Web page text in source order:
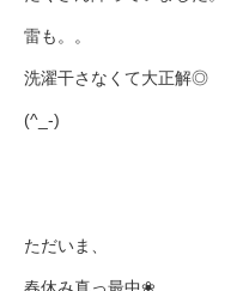
雷も。。
洗濯干さなくて大正解◎
(^_-)
ただいま、